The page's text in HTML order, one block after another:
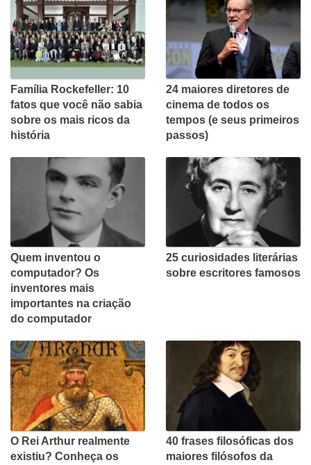
Família Rockefeller: 10
fatos que você não sabia
sobre os mais ricos da
história
24 maiores diretores de
cinema de todos os
tempos (e seus primeiros
passos)
Quem inventou o
computador? Os
inventores mais
importantes na criação
do computador
25 curiosidades literárias
sobre escritores famosos
O Rei Arthur realmente
existiu? Conheça os
40 frases filosóficas dos
maiores filósofos da